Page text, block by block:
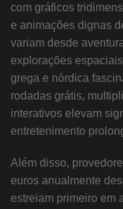
com gráficos
e animações dignas
variam desde
explorações
grega e nórdica
rodadas grátis,
interativos elevam
entretenimento
Além disso,
euros anualmente
estreiam primeiro em